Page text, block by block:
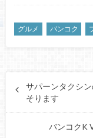
グルメ バンコク
サパーンタクシ
そります
バンコクK